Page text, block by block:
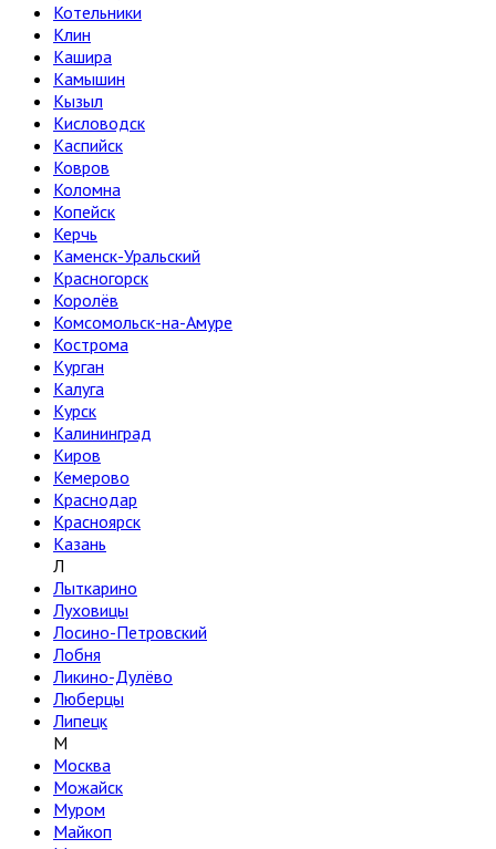
Котельники
Клин
Кашира
Камышин
Кызыл
Кисловодск
Каспийск
Ковров
Коломна
Копейск
Керчь
Каменск-Уральский
Красногорск
Королёв
Комсомольск-на-Амуре
Кострома
Курган
Калуга
Курск
Калининград
Киров
Кемерово
Краснодар
Красноярск
Казань
Л
Лыткарино
Луховицы
Лосино-Петровский
Лобня
Ликино-Дулёво
Люберцы
Липецк
М
Москва
Можайск
Муром
Майкоп